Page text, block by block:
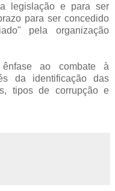
legislação e para ser
para ser concedido
pela organização
ao combate à
da identificação das
tipos de corrupção e